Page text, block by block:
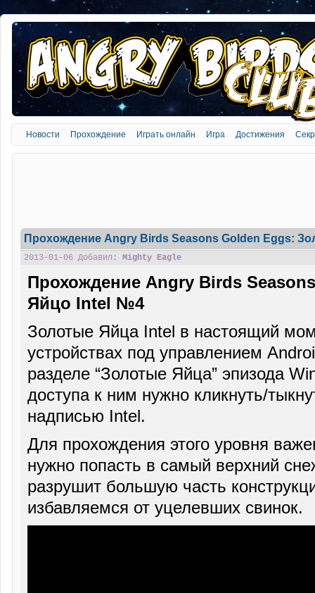
Новости Прохождение Играть онлайн Игра Достижения
Прохождение Angry Birds Seasons Golden Eggs:
2013-01-06 Добавил: Mighty Eagle
Прохождение Angry Birds
Яйцо Intel №4
Золотые Яйца Intel в настоящий
устройствах под управлением
разделе “Золотые Яйца” эпизода
доступа к ним нужно кликнуть/
надписью Intel.
Для прохождения этого уровня
нужно попасть в самый верхний
разрушит большую часть
избавляемся от уцелевших свинок.